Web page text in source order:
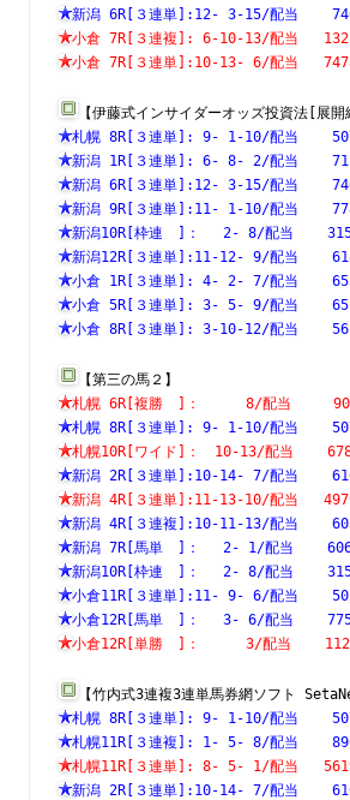
新潟 6R[３連単]:12- 3-15/
小倉 7R[３連複]: 6-10-13/
小倉 7R[３連単]:10-13- 6/
【伊藤式インサイダーオッズ投資法[
札幌 8R[３連単]: 9- 1-10/
新潟 1R[３連単]: 6- 8- 2/
新潟 6R[３連単]:12- 3-15/
新潟 9R[３連単]:11- 1-10/配当
新潟10R[枠連　]：　 2- 8/配当
新潟12R[３連単]:11-12- 9/
小倉 1R[３連単]: 4- 2- 7/
小倉 5R[３連単]: 3- 5- 9/
小倉 8R[３連単]: 3-10-12/
【第三の馬２】
札幌 6R[複勝　]：　　  8/
札幌 8R[３連単]: 9- 1-10/
札幌10R[ワイド]：　10-13/配当
新潟 2R[３連単]:10-14- 7/
新潟 4R[３連単]:11-13-10/
新潟 4R[３連複]:10-11-13/
新潟 7R[馬単　]：　 2- 1/
新潟10R[枠連　]：　 2- 8/配当
小倉11R[３連単]:11- 9- 6/配当
小倉12R[馬単　]：　 3- 6/
小倉12R[単勝　]：　　  3/
【竹内式3連複3連単馬券網ソフト
札幌 8R[３連単]: 9- 1-10/
札幌11R[３連複]: 1- 5- 8/配当
札幌11R[３連単]: 8- 5- 1/配当
新潟 2R[３連単]:10-14- 7/